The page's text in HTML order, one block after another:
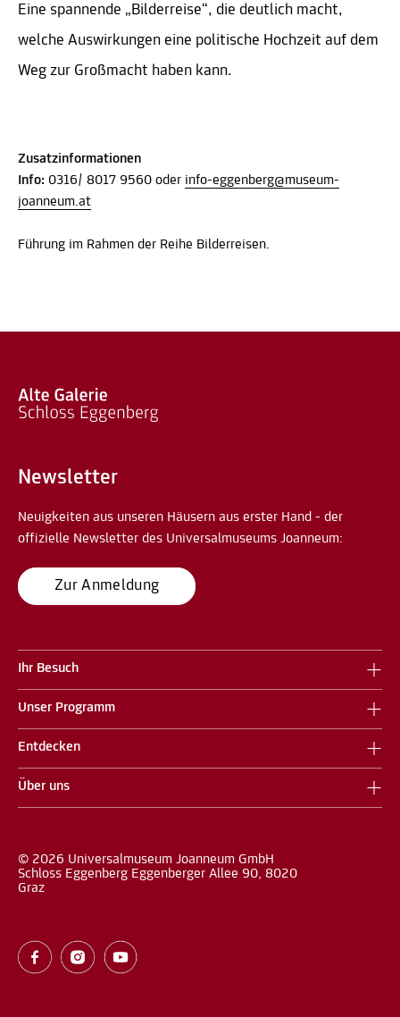
Eine spannende „Bilderreise“, die deutlich macht,
welche Auswirkungen eine politische Hochzeit auf dem
Weg zur Großmacht haben kann.
Zusatzinformationen
Info: 0316/ 8017 9560 oder info-eggenberg@museum-
joanneum.at
Führung im Rahmen der Reihe Bilderreisen.
Newsletter
Neuigkeiten aus unseren Häusern aus erster Hand - der
offizielle Newsletter des Universalmuseums Joanneum:
Zur Anmeldung
Ihr Besuch
Unser Programm
Entdecken
Über uns
© 2026 Universalmuseum Joanneum GmbH
Schloss Eggenberg Eggenberger Allee 90, 8020
Graz